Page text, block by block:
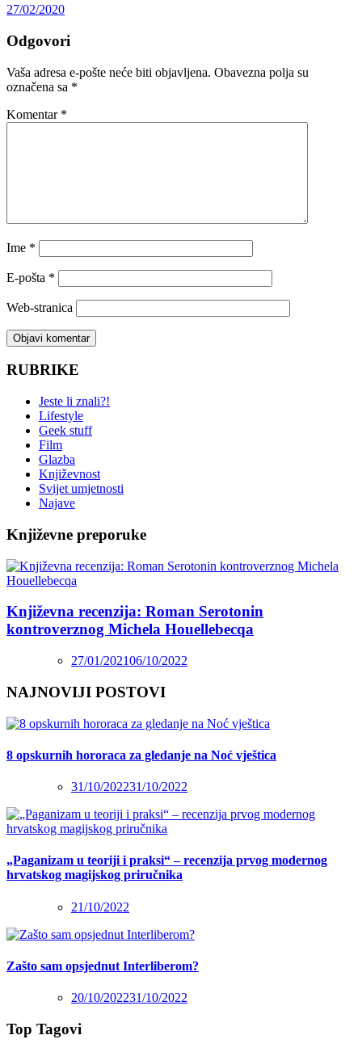
27/02/2020
Odgovori
Vaša adresa e-pošte neće biti objavljena. Obavezna polja su
označena sa *
Komentar *
Ime *
E-pošta *
Web-stranica
RUBRIKE
Jeste li znali?!
Lifestyle
Geek stuff
Film
Glazba
Književnost
Svijet umjetnosti
Najave
Književne preporuke
Književna recenzija: Roman Serotonin
kontroverznog Michela Houellebecqa
27/01/202106/10/2022
NAJNOVIJI POSTOVI
8 opskurnih hororaca za gledanje na Noć vještica
31/10/202231/10/2022
„Paganizam u teoriji i praksi“ – recenzija prvog modernog
hrvatskog magijskog priručnika
21/10/2022
Zašto sam opsjednut Interliberom?
20/10/202231/10/2022
Top Tagovi